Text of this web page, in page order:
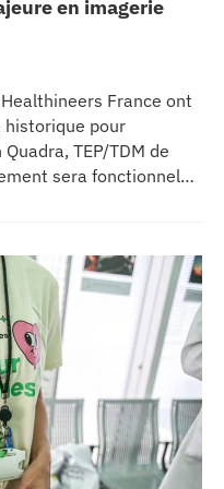
en imagerie
France ont
historique pour
TEP/TDM de
sera fonctionnel
de l’établissement.
de 9,5 millions
de
pôle régional de